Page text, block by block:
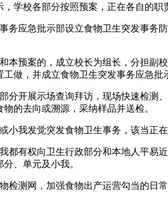
，学校各部分按照预案，正在各自的
应急批示部设立食物卫生突发事务防
预案的，成立校长为组长，分担副校
工做，并成立食物卫生突发事务应急
开展示场查询拜访，现场快速检测、
的去向或溯源，采纳样品并送检。
我发觉突发食物卫生事务，该当正在
有权向卫生行政部分和本地人平易近
、单元及小我。
测网，加强食物出产运营勾当的日常